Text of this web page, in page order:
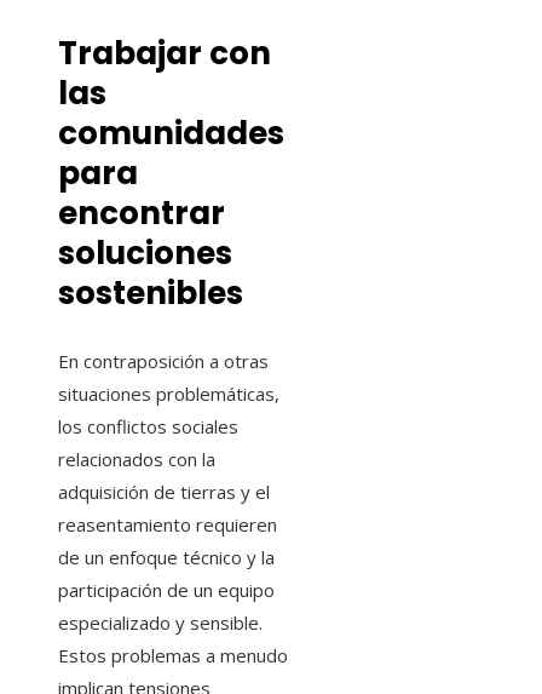
Trabajar con
las
comunidades
para
encontrar
soluciones
sostenibles
En contraposición a otras
situaciones problemáticas,
los conflictos sociales
relacionados con la
adquisición de tierras y el
reasentamiento requieren
de un enfoque técnico y la
participación de un equipo
especializado y sensible.
Estos problemas a menudo
implican tensiones